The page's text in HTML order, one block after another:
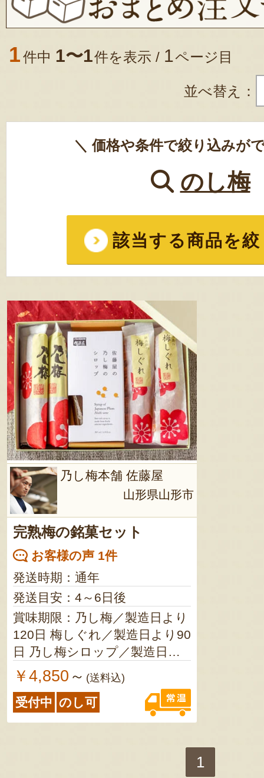
1件中 1〜1件を表示 / 1ページ目
並べ替え：
＼ 価格や条件で絞り込みが
のし梅
該当する商品を
乃し梅本舗 佐藤屋
山形県山形市
完熟梅の銘菓セット
お客様の声 1件
発送時期：通年
発送目安：4～6日後
賞味期限：乃し梅／製造日より
120日 梅しぐれ／製造日より90
日 乃し梅シロップ／製造日よ
り180日
￥4,850 ～ (送料込)
受付中 のし可
1